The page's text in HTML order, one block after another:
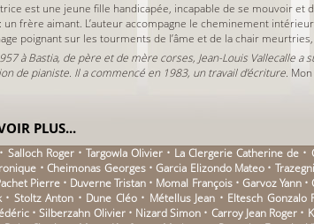
est une jeune fille handicapée, incapable de se mouvoir
un frère aimant. L’auteur accompagne le cheminement
poignant sur les tourments de l’âme et de la chair
à Bastia, de père et de mère corses, Jean-Louis Vallecalle
de pianiste. Il a commencé en 1983, un travail d’écriture.
PLUS...
Salloch Roger • Targowla Olivier • La Clergerie Catherine de
• Cheimonas Georges • Garcia Elizondo Mateo •
Pierre • Duverne Tristan • Momal François • Garvoz Yann
Stoltz Anton • Dune Cléo • Métellus Jean • Eltesch
• Silberzahn Olivier • Nizard Simon • Carroy Jean Roger